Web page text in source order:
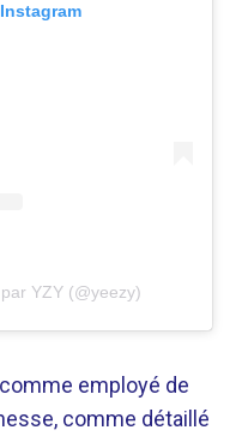
YZY (@yeezy)
employé de
comme détaillé